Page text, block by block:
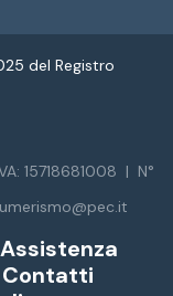
del Registro
15718681008 | N°
Assistenza
Contatti